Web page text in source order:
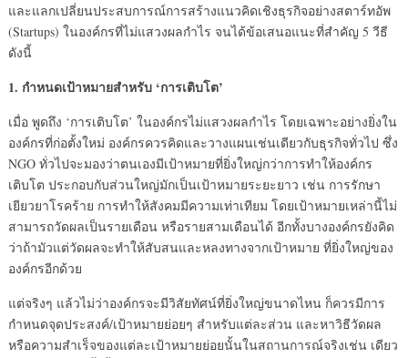
และแลกเปลี่ยนประสบการณ์การสร้างแนวคิดเชิงธุรกิจอย่างสตาร์ทอัพ
(Startups) ในองค์กรที่ไม่แสวงผลกำไร จนได้ข้อเสนอแนะที่สำคัญ 5 วีธี
ดังนี้
1. กำหนดเป้าหมายสำหรับ ‘การเติบโต’
เมื่อ พูดถึง ‘การเติบโต’ ในองค์กรไม่แสวงผลกำไร โดยเฉพาะอย่างยิ่งใน
องค์กรที่ก่อตั้งใหม่ องค์กรควรคิดและวางแผนเช่นเดียวกับธุรกิจทั่วไป ซึ่ง
NGO ทั่วไปจะมองว่าตนเองมีเป้าหมายที่ยิ่งใหญ่กว่าการทำให้องค์กร
เติบโต ประกอบกับส่วนใหญ่มักเป็นเป้าหมายระยะยาว เช่น การรักษา
เยียวยาโรคร้าย การทำให้สังคมมีความเท่าเทียม โดยเป้าหมายเหล่านี้ไม่
สามารถวัดผลเป็นรายเดือน หรือรายสามเดือนได้ อีกทั้งบางองค์กรยังคิด
ว่าถ้ามัวแต่วัดผลจะทำให้สับสนและหลงทางจากเป้าหมาย ที่ยิ่งใหญ่ของ
องค์กรอีกด้วย
แต่จริงๆ แล้วไม่ว่าองค์กรจะมีวิสัยทัศน์ที่ยิ่งใหญ่ขนาดไหน ก็ควรมีการ
กำหนดจุดประสงค์/เป้าหมายย่อยๆ สำหรับแต่ละส่วน และหาวิธีวัดผล
หรือความสำเร็จของแต่ละเป้าหมายย่อยนั้นในสถานการณ์จริงเช่น เดียว